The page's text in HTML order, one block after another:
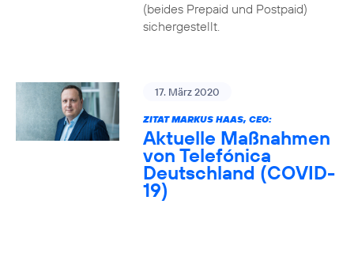
(beides Prepaid und Postpaid)
sichergestellt.
17. März 2020
ZITAT MARKUS HAAS, CEO:
Aktuelle Maßnahmen
von Telefónica
Deutschland (COVID-
19)